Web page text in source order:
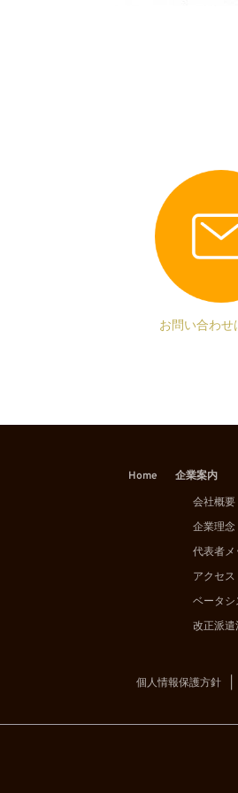
お問い合わせ
Home
企業案内
会社概要
企業理念
代表者
アクセス
ベータ
改正派
個人情報保護方針